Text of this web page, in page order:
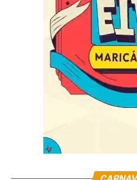
Créditos: Gipe Produção
A entrada é gratuita, mas o
mediante retirada da cortesia
Bilhete, no link
O evento tem classificação